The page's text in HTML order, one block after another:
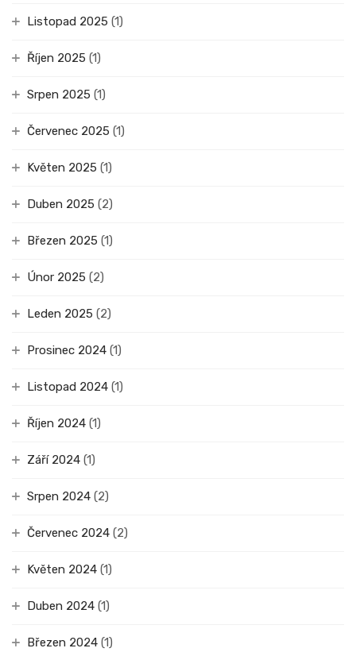
Listopad 2025 (1)
Říjen 2025 (1)
Srpen 2025 (1)
Červenec 2025 (1)
Květen 2025 (1)
Duben 2025 (2)
Březen 2025 (1)
Únor 2025 (2)
Leden 2025 (2)
Prosinec 2024 (1)
Listopad 2024 (1)
Říjen 2024 (1)
Září 2024 (1)
Srpen 2024 (2)
Červenec 2024 (2)
Květen 2024 (1)
Duben 2024 (1)
Březen 2024 (1)